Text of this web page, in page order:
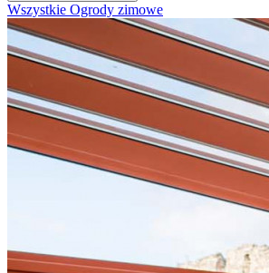
Wszystkie Ogrody zimowe